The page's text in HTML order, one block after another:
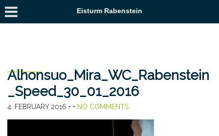
Eisturm Rabenstein
Alhonsuo_Mira_WC_Rabenstein
_Speed_30_01_2016
4. FEBRUARY 2016 • • NO COMMENTS